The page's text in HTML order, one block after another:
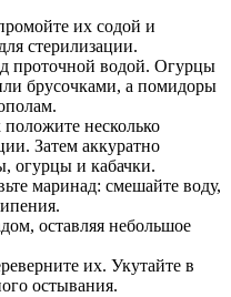
их содой и
стерилизации.
проточной водой. Огурцы
брусочками, а помидоры
несколько
Затем аккуратно
огурцы и кабачки.
маринад: смешайте воду,
оставляя небольшое
их. Укутайте в
остывания.